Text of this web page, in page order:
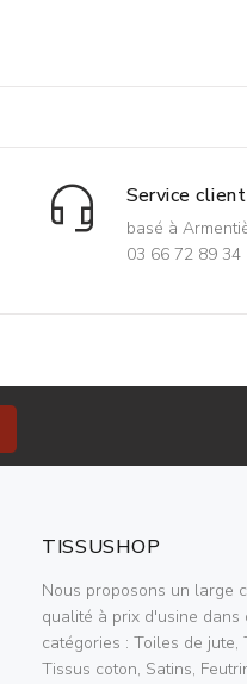
Service client
basé à
03 66 72 89 34
TISSUSHOP
Nous proposons un large
qualité à prix d'usine dans
catégories : Toiles de jute,
Tissus coton, Satins,